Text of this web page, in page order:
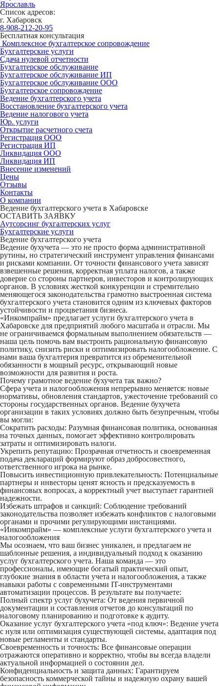
Ярославль
Список адресов:
г. Хабаровск
8-908-212-20-95
Бесплатная консультация
Комплексное бухгалтерское сопровождение
Бухгалтерские услуги
Сдача нулевой отчетности
Бухгалтерское обслуживание
Бухгалтерское обслуживание ИП
Бухгалтерское обслуживание ООО
Бухгалтерское сопровождение
Ведение бухгалтерского учета
Восстановление бухгалтерского учета
Ведение налогового учета
Юр. услуги
Открытие расчетного счета
Регистрация ООО
Регистрация ИП
Ликвидация ООО
Ликвидация ИП
Внесение изменений
Цены
Отзывы
Контакты
О компании
Ведение бухгалтерского учета в Хабаровске
ОСТАВИТЬ ЗАЯВКУ
Аутсорсинг бухгалтерских услуг
Бухгалтерские услуги
Ведение бухгалтерского учета
Ведение бухучета — это не просто форма административной
рутины, но стратегический инструмент управления финансами
и рисками компании. От точности финансового учета зависят
взвешенные решения, корректная уплата налогов, а также
доверие со стороны партнеров, инвесторов и контролирующих
органов. В условиях жесткой конкуренции и стремительно
меняющегося законодательства грамотно выстроенная система
бухгалтерского учета становится одним из ключевых факторов
устойчивости и процветания бизнеса.
«Инкомпрайм» предлагает услуги бухгалтерского учета в
Хабаровске для предприятий любого масштаба и отрасли. Мы
не ограничиваемся формальным выполнением обязательств —
наша цель помочь вам выстроить рациональную финансовую
политику, снизить риски и оптимизировать налогообложение. С
нами ваша бухгалтерия превратится из обременительной
обязанности в мощный ресурс, открывающий новые
возможности для развития и роста.
Почему грамотное ведение бухучета так важно?
Сфера учета и налогообложения непрерывно меняется: новые
нормативы, обновления стандартов, ужесточение требований со
стороны государственных органов. Ведение бухучета
организации в таких условиях должно быть безупречным, чтобы
вы могли:
Сократить расходы: Разумная финансовая политика, основанная
на точных данных, помогает эффективно контролировать
затраты и оптимизировать налоги.
Укрепить репутацию: Прозрачная отчетность и своевременная
подача деклараций формируют образ добросовестного,
ответственного игрока на рынке.
Повысить инвестиционную привлекательность: Потенциальные
партнеры и инвесторы ценят ясность и предсказуемость в
финансовых вопросах, а корректный учет выступает гарантией
надежности.
Избежать штрафов и санкций: Соблюдение требований
законодательства позволяет избежать конфликтов с налоговыми
органами и прочими регулирующими инстанциями.
«Инкомпрайм» — комплексные услуги бухгалтерского учета и
налогообложения
Мы осознаем, что ваш бизнес уникален, и предлагаем не
шаблонные решения, а индивидуальный подход к оказанию
услуг бухгалтерского учета. Наша команда — это
профессионалы, имеющие богатый практический опыт,
глубокие знания в области учета и налогообложения, а также
навыки работы с современными IT-инструментами
автоматизации процессов. В результате вы получаете:
Полный спектр услуг бухучета: От ведения первичной
документации и составления отчетов до консультаций по
налоговому планированию и подготовке к аудиту.
Оказание услуг бухгалтерского учета «под ключ»: Ведение учета
с нуля или оптимизация существующей системы, адаптация под
новые регламенты и стандарты.
Своевременность и точность: Все финансовые операции
отражаются оперативно и корректно, чтобы вы всегда владели
актуальной информацией о состоянии дел.
Конфиденциальность и защита данных: Гарантируем
безопасность коммерческой тайны и надежную охрану вашей